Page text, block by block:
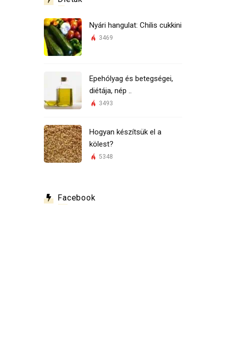
Nyári hangulat: Chilis cukkini
3469
Epehólyag és betegségei,
diétája, nép ..
3493
Hogyan készítsük el a
kölest?
5348
Facebook